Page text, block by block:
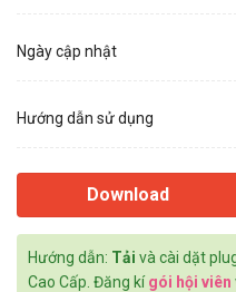
Ngày cập nhật
Hướng dẫn sử dụng
Download
Hướng dẫn: Tải và cài dặt
Cao Cấp. Đăng kígói hội viên